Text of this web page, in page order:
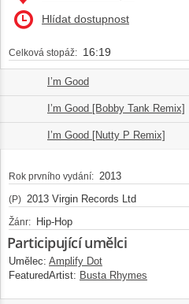
Hlídat dostupnost
Celková stopáž: 16:19
I’m Good
I’m Good [Bobby Tank Remix]
I’m Good [Nutty P Remix]
Rok prvního vydání: 2013
(P) 2013 Virgin Records Ltd
Žánr: Hip-Hop
Participující umělci
Umělec: Amplify Dot
FeaturedArtist: Busta Rhymes